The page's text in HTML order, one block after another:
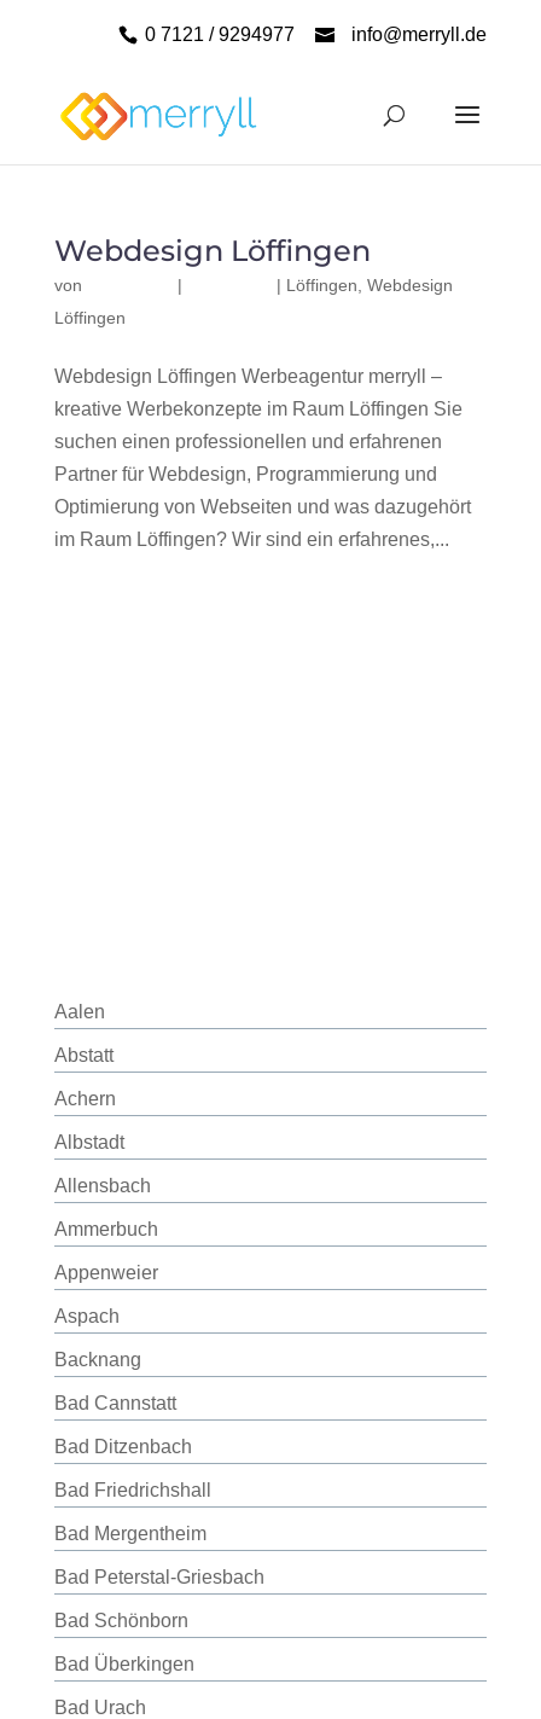
0 7121 / 9294977 info@merryll.de
Webdesign Löffingen
von | | Löffingen Webdesign
Löffingen
Webdesign Löffingen Werbeagentur merryll –
kreative Werbekonzepte im Raum Löffingen Sie
suchen einen professionellen und erfahrenen
Partner für Webdesign, Programmierung und
Optimierung von Webseiten und was dazugehört
im Raum Löffingen? Wir sind ein erfahrenes,...
Aalen
Abstatt
Achern
Albstadt
Allensbach
Ammerbuch
Appenweier
Aspach
Backnang
Bad Cannstatt
Bad Ditzenbach
Bad Friedrichshall
Bad Mergentheim
Bad Peterstal-Griesbach
Bad Schönborn
Bad Überkingen
Bad Urach